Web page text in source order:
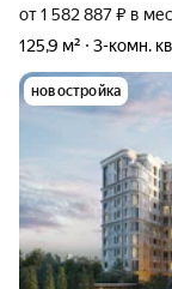
от 1 582 887 ₽ в
125,9 м²
3-комн.
новостройка